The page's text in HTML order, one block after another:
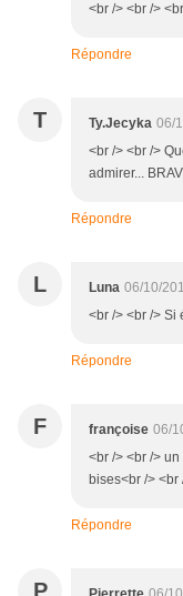
<br /> <br />
Répondre
T Ty.Jecyka 06/
<br /> <br />
admirer...
Répondre
L Luna 06/10/
<br /> <br /> Si
Répondre
F françoise 06/
<br /> <br />
bises<br /> <br
Répondre
P